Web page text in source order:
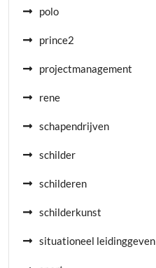
polo
prince2
projectmanagement
rene
schapendrijven
schilder
schilderen
schilderkunst
situationeel leidinggeven